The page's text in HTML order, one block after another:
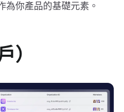
為你產品的基礎元素。
）